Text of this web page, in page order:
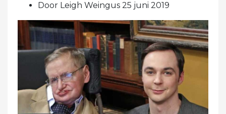
Door Leigh Weingus 25 juni 2019